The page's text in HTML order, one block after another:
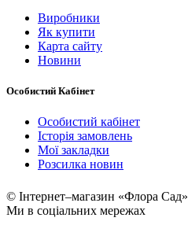
Виробники
Як купити
Карта сайту
Новини
Особистий Кабінет
Особистий кабінет
Історія замовлень
Мої закладки
Розсилка новин
© Інтернет–магазин «Флора Сад»
Ми в соціальних мережах